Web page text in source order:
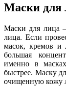
Маски для
Маски для лица
лица. Если
масок, кремов и
большая
именно в
быстрее. Маску
очищенную кожу